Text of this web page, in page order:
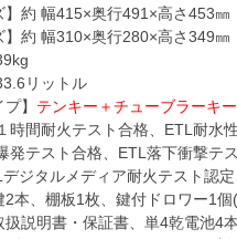
】約 幅415×奥行491×高さ453㎜
】約 幅310×奥行280×高さ349㎜
リットル
】 テンキー＋チューブラーキー
時間耐火テスト合格、ETL耐水
ト合格、ETL落下衝撃テス
ルメディア耐火テスト認定
2本、棚板1枚、鍵付ドロワー1個
・保証書、単4乾電池4本(